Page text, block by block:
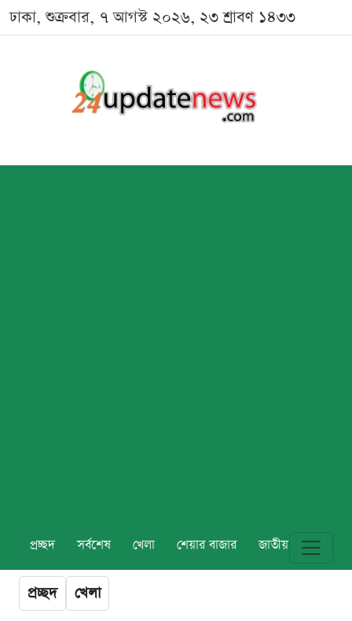
ঢাকা, শুক্রবার, ৭ আগস্ট ২০২৬, ২৩ শ্রাবণ ১৪৩৩
প্রচ্ছদ সর্বশেষ খেলা শেয়ার বাজার জাতীয় বিশ্ব
প্রচ্ছদ খেলা